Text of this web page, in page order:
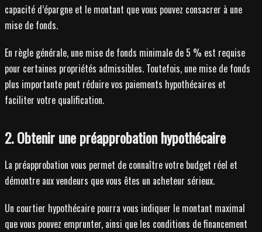
capacité d’épargne et le montant que vous pouvez consacrer à une
mise de fonds.
En règle générale, une mise de fonds minimale de 5 % est requise
pour certaines propriétés admissibles. Toutefois, une mise de fonds
plus importante peut réduire vos paiements hypothécaires et
faciliter votre qualification.
2. Obtenir une préapprobation hypothécaire
La préapprobation vous permet de connaître votre budget réel et
démontre aux vendeurs que vous êtes un acheteur sérieux.
Un courtier hypothécaire pourra vous indiquer le montant maximal
que vous pouvez emprunter, ainsi que les conditions de financement